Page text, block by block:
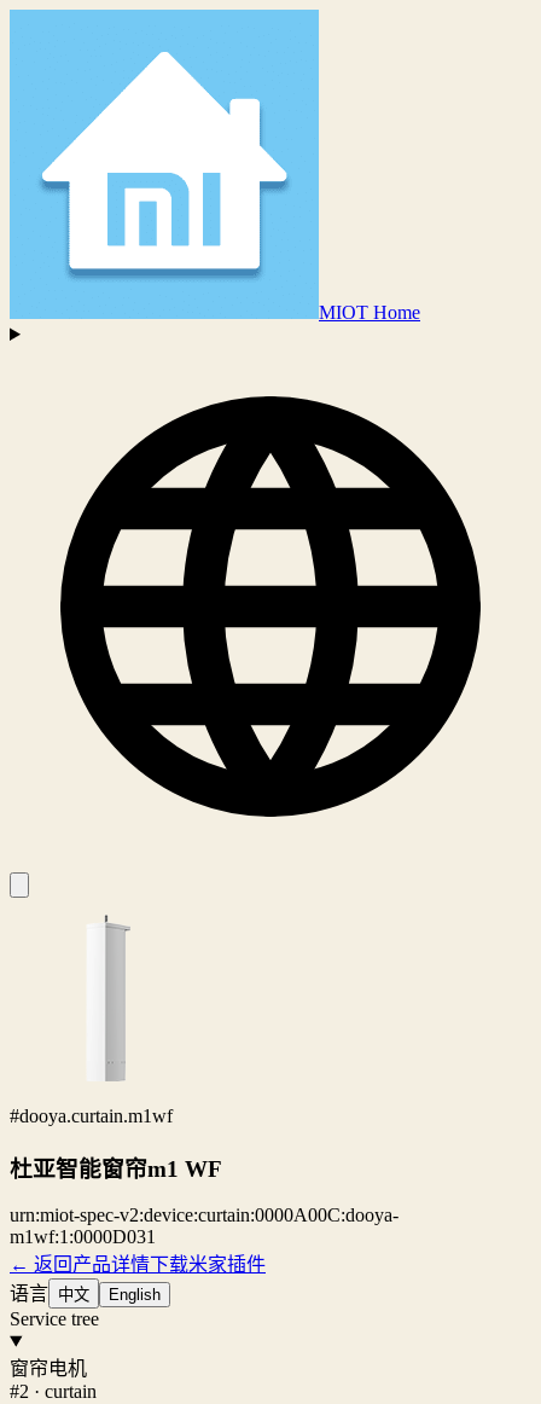
MIOT Home
#dooya.curtain.m1wf
杜亚智能窗帘m1 WF
urn:miot-spec-v2:device:curtain:0000A00C:dooya-
m1wf:1:0000D031
← 返回产品详情下载米家插件
语言 中文 English
Service tree
窗帘电机
#2 · curtain